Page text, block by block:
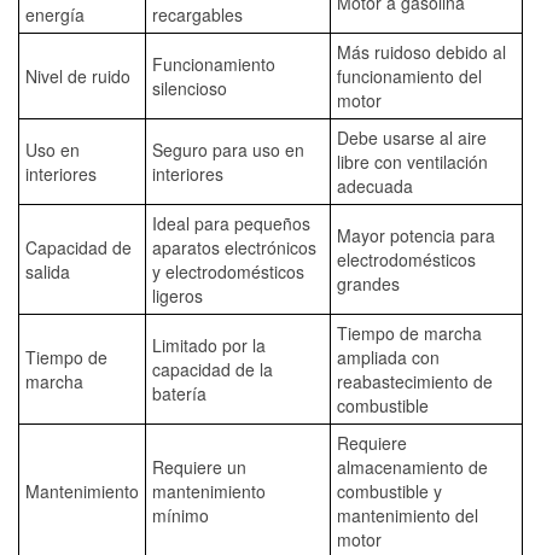
energía
recargables
Nivel de ruido
Funcionamiento
silencioso
Más ruidoso debido al
funcionamiento del
motor
Uso en
interiores
Seguro para uso en
interiores
Debe usarse al aire
libre con ventilación
adecuada
Capacidad de
salida
Ideal para pequeños
aparatos electrónicos
y electrodomésticos
ligeros
Mayor potencia para
electrodomésticos
grandes
Tiempo de
marcha
Limitado por la
capacidad de la
batería
Tiempo de marcha
ampliada con
reabastecimiento de
combustible
Mantenimiento
Requiere un
mantenimiento
mínimo
Requiere
almacenamiento de
combustible y
mantenimiento del
motor